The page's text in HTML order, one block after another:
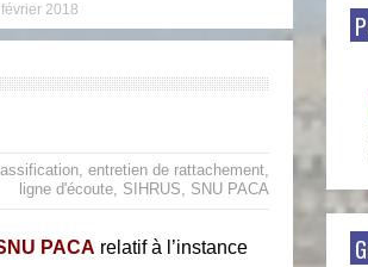
2018
, entretien de rattachement,
ligne d'écoute, SIHRUS, SNU PACA
PACA relatif à l’instance